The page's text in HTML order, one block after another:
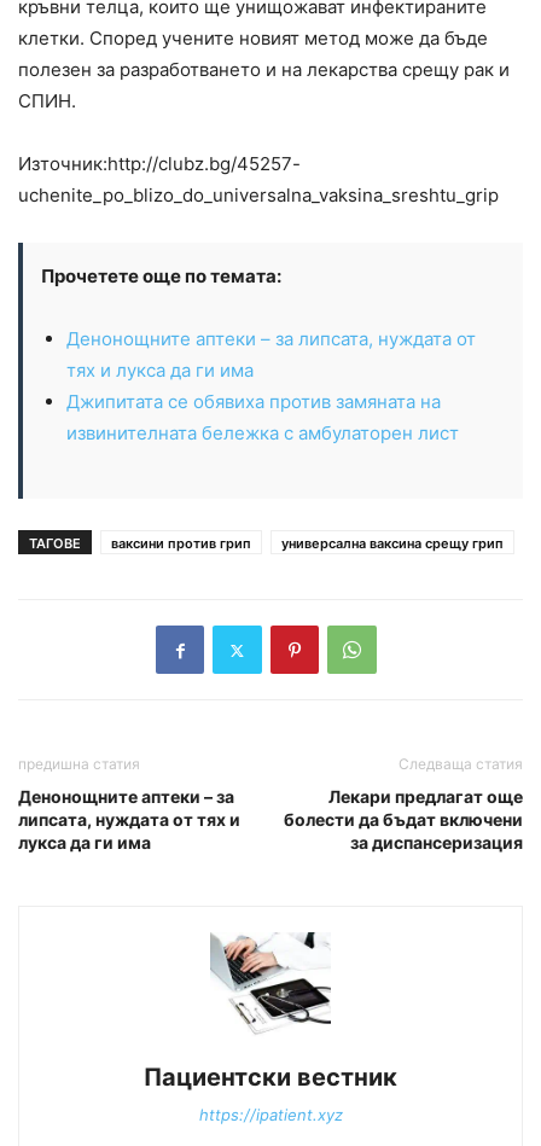
кръвни телца, които ще унищожават инфектираните
клетки. Според учените новият метод може да бъде
полезен за разработването и на лекарства срещу рак и
СПИН.
Източник:http://clubz.bg/45257-
uchenite_po_blizo_do_universalna_vaksina_sreshtu_grip
Прочетете още по темата:
Денонощните аптеки – за липсата, нуждата от
тях и лукса да ги има
Джипитата се обявиха против замяната на
извинителната бележка с амбулаторен лист
ТАГОВЕ ваксини против грип универсална ваксина срещу грип
предишна статия
Денонощните аптеки – за
липсата, нуждата от тях и
лукса да ги има
Следваща статия
Лекари предлагат още
болести да бъдат включени
за диспансеризация
Пациентски вестник
https://ipatient.xyz